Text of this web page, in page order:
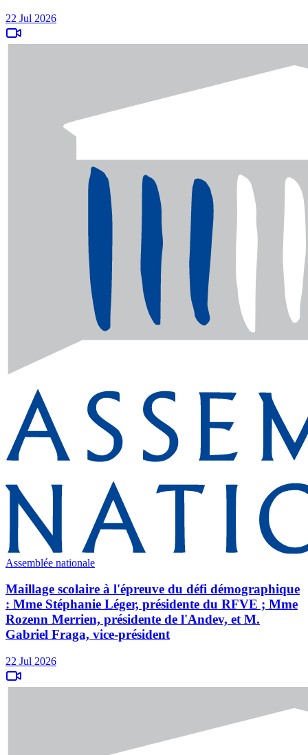
22 Jul 2026
Assemblée nationale
Maillage scolaire à l'épreuve du défi démographique
: Mme Stéphanie Léger, présidente du RFVE ; Mme
Rozenn Merrien, présidente de l'Andev, et M.
Gabriel Fraga, vice-président
22 Jul 2026